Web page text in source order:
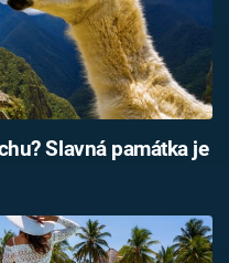
Slavná památka je